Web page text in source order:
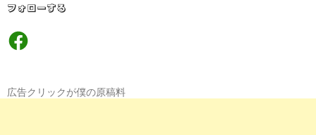
フォローする
Facebook
広告クリックが僕の原稿料